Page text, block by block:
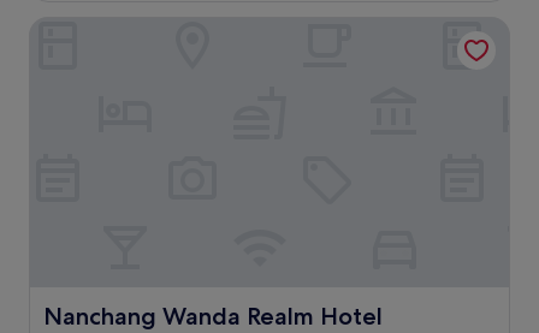
Nanchang Wanda Realm Hotel
Nanchang Wanda Realm Hotel